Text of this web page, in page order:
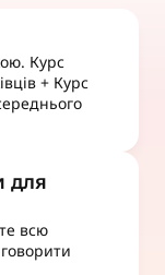
Курс
+ Курс
для
всю